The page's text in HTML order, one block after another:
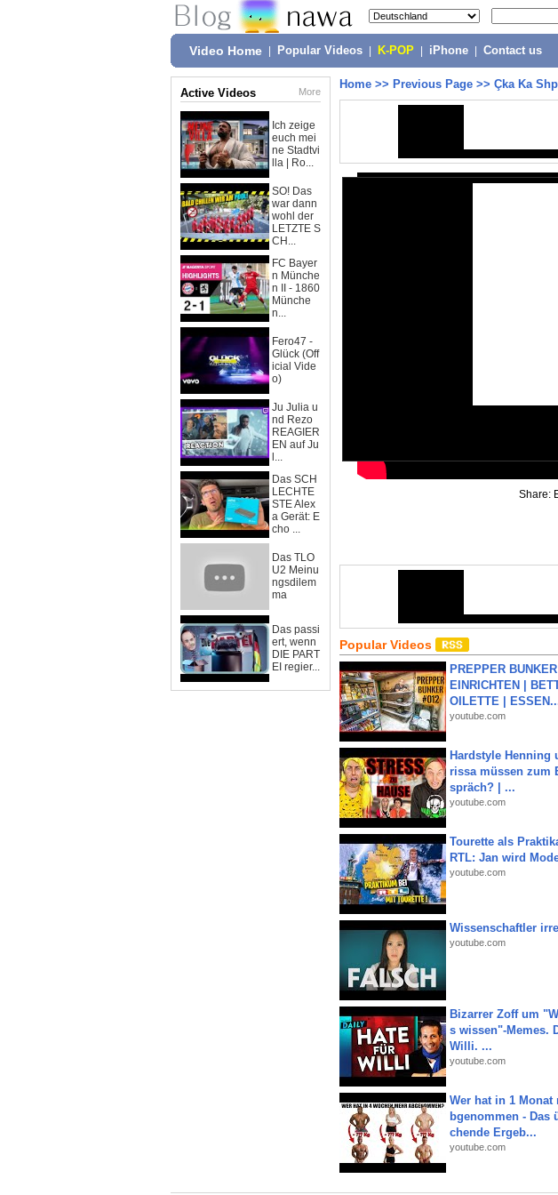
Video Home Popular Videos K-POP iPhone Contact us
Active Videos More
Ich zeige
euch mei
ne Stadtvi
lla | Ro...
SO! Das
war dann
wohl der
LETZTE S
CH...
FC Bayer
n Münche
n II - 1860
Münche
n...
Fero47 -
Glück (Off
icial Vide
o)
Ju Julia u
nd Rezo
REAGIER
EN auf Ju
l...
Das SCH
LECHTE
STE Alex
a Gerät: E
cho ...
Das TLO
U2 Meinu
ngsdilem
ma
Das passi
ert, wenn
DIE PART
EI regier...
Home >> Previous Page >> Çka Ka
Share:
Popular Videos
PREPPER BUNKER
EINRICHTEN |
OILETTE |
youtube.com
Hardstyle Henning
rissa müssen zum
spräch? | ...
youtube.com
Tourette als
RTL: Jan wird
youtube.com
Wissenschaftler
youtube.com
Bizarrer Zoff um
s wissen"-Memes.
Willi. ...
youtube.com
Wer hat in 1 Monat
bgenommen - Das
chende Ergeb...
youtube.com